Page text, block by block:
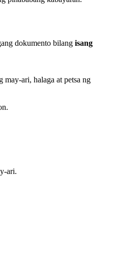
dokumento bilang isang
ari, halaga at petsa ng
ari.